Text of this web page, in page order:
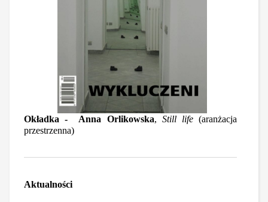
Okładka - Anna Orlikowska, Still life(aranżacja
przestrzenna)
Aktualności